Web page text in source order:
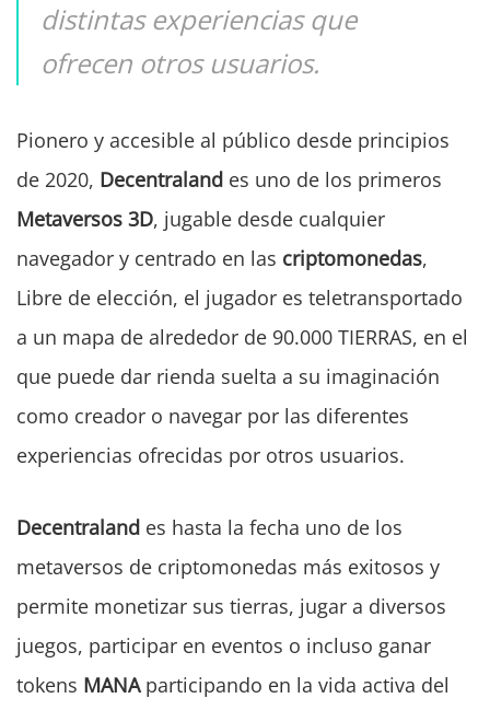
distintas experiencias que
ofrecen otros usuarios.
Pionero y accesible al público desde principios
de 2020, Decentraland es uno de los primeros
Metaversos 3D, jugable desde cualquier
navegador y centrado en las criptomonedas,
Libre de elección, el jugador es teletransportado
a un mapa de alrededor de 90.000 TIERRAS, en el
que puede dar rienda suelta a su imaginación
como creador o navegar por las diferentes
experiencias ofrecidas por otros usuarios.
Decentraland es hasta la fecha uno de los
metaversos de criptomonedas más exitosos y
permite monetizar sus tierras, jugar a diversos
juegos, participar en eventos o incluso ganar
tokens MANAparticipando en la vida activa del